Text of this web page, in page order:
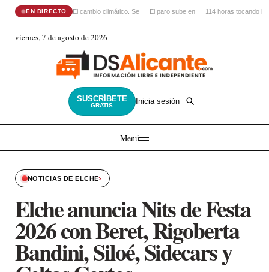
EN DIRECTO El cambio climático. Se El paro sube en 114 horas tocando la
viernes, 7 de agosto de 2026
SUSCRÍBETE
GRATIS Inicia sesión
Menú
NOTICIAS DE ELCHE›
Elche anuncia Nits de Festa
2026 con Beret, Rigoberta
Bandini, Siloé, Sidecars y